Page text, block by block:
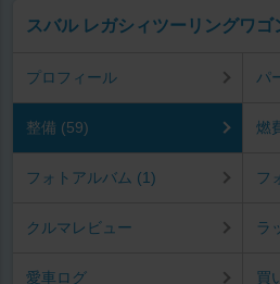
スバル レガシィツーリングワゴ
プロフィール パ
整備 (59) 燃
フォトアルバム (1) フ
クルマレビュー ラ
愛車ログ 買